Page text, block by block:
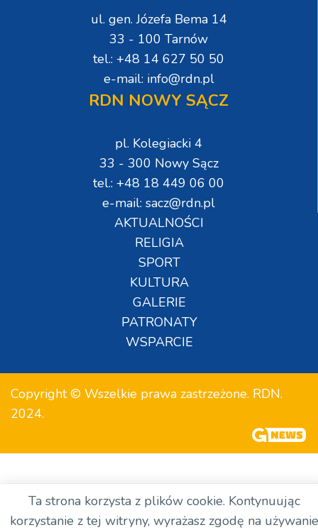
ul. gen. Józefa Bema 14
33 - 100 Tarnów
tel.: +48 14 627 50 50
e-mail: info@rdn.pl
RDN NOWY SĄCZ
pl. Kolegiacki 4
33 - 300 Nowy Sącz
tel.: +48 18 449 06 00
e-mail: sacz@rdn.pl
AKTUALNOŚCI
RELIGIA
SPORT
KULTURA
GALERIE
PATRONATY
WSPARCIE
Copyright © Wszelkie prawa zastrzeżone. RDN.
2024.
Ta strona korzysta z plików cookie. Kontynuując
korzystanie z tej witryny, wyrażasz zgodę na używanie